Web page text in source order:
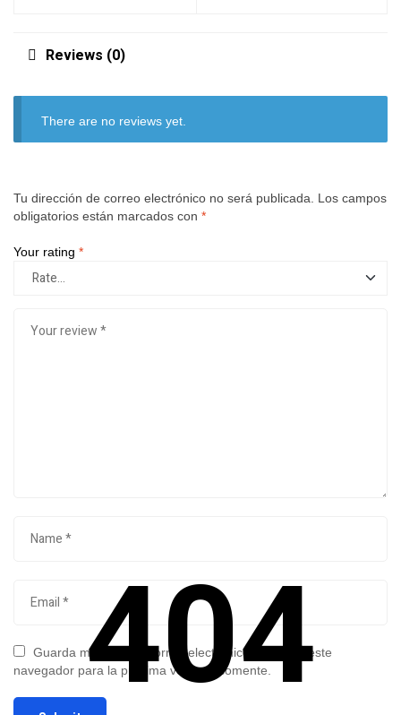
Reviews (0)
There are no reviews yet.
Tu dirección de correo electrónico no será publicada.
Los campos
obligatorios están marcados con *
Your rating *
Guarda mi nombre, correo electrónico y web en este
navegador para la próxima vez que comente.
404